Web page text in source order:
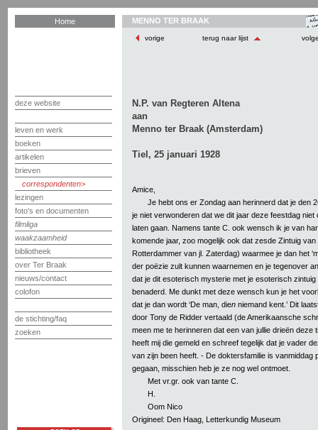
Home
deze website
leven en werk
boeken
artikelen
brieven
correspondenten
lezingen
foto's en documenten
filmliga
waakzaamheid
bibliotheek
over Ter Braak
nieuws/contact
colofon
de stichting/faq
zoeken
MENNO TER BRAAK
vorige terug naar lijst
N.P. van Regteren Altena
aan
Menno ter Braak (Amsterdam)
Tiel, 25 januari 1928
Amice,
Je hebt ons er Zondag aan herinnerd dat je den
je niet verwonderen dat we dit jaar deze feestdag
laten gaan. Namens tante C. ook wensch ik je van
komende jaar, zoo mogelijk ook dat zesde Zintuig
Rotterdammer van jl. Zaterdag) waarmee je dan het
der poëzie zult kunnen waarnemen en je tegenover
dat je dit esoterisch mysterie met je esoterisch
benaderd. Me dunkt met deze wensch kun je het
dat je dan wordt ‘De man, dien niemand kent.’ Dit
door Tony de Ridder vertaald (de Amerikaansche
meen me te herinneren dat een van jullie drieën deze
heeft mij die gemeld en schreef tegelijk dat je vader
van zijn been heeft. - De doktersfamilie is vanmiddag
gegaan, misschien heb je ze nog wel ontmoet.
Met vr.gr. ook van tante C.
H.
Oom Nico
Origineel: Den Haag, Letterkundig Museum